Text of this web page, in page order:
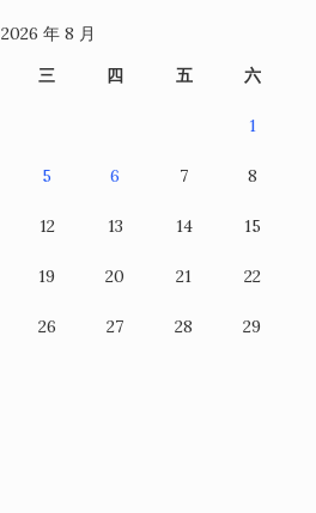
2026 年 8 月
三 四 五 六
1
5 6 7 8
12 13 14 15
19 20 21 22
26 27 28 29